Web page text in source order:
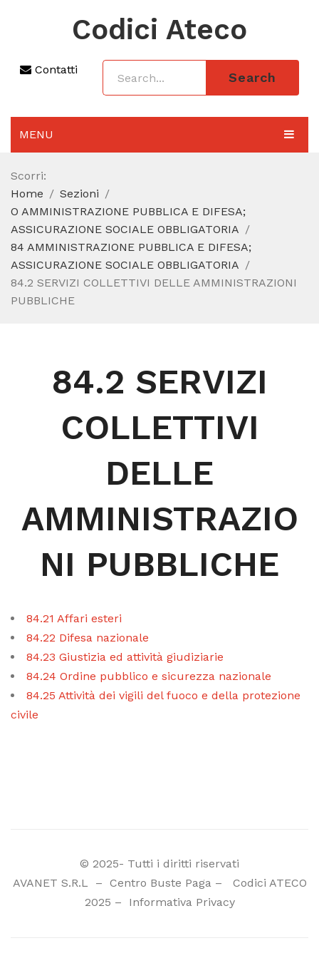
Codici Ateco
Contatti
Search
MENU
AGGIORNAMENTO 2025
SEZIONI
CODICE ATECO A COSA SERVE
CODICE FISCALE
Scorri:
Home
Sezioni
O AMMINISTRAZIONE PUBBLICA E DIFESA;
ASSICURAZIONE SOCIALE OBBLIGATORIA
84 AMMINISTRAZIONE PUBBLICA E DIFESA;
ASSICURAZIONE SOCIALE OBBLIGATORIA
84.2 SERVIZI COLLETTIVI DELLE AMMINISTRAZIONI
PUBBLICHE
84.2 SERVIZI
COLLETTIVI
DELLE
AMMINISTRAZIO
NI PUBBLICHE
84.21 Affari esteri
84.22 Difesa nazionale
84.23 Giustizia ed attività giudiziarie
84.24 Ordine pubblico e sicurezza nazionale
84.25 Attività dei vigili del fuoco e della protezione
civile
© 2025- Tutti i diritti riservati
AVANET S.R.L
– Centro Buste Paga– Codici ATECO
2025 – Informativa Privacy